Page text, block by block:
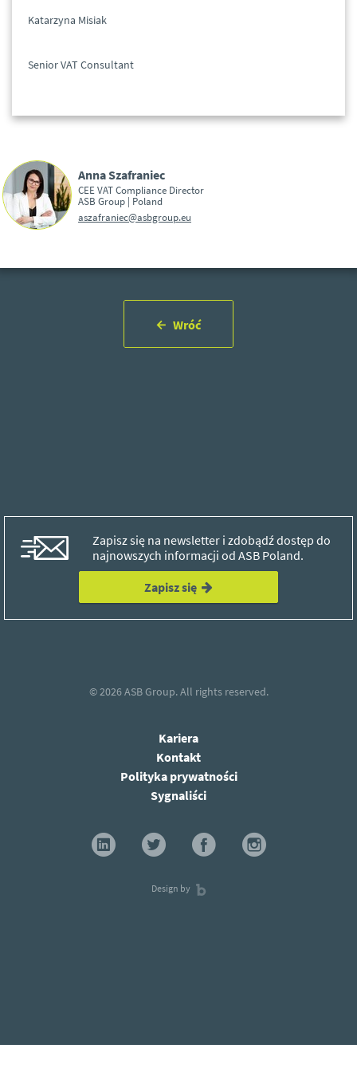
Zapisz się
Katarzyna Misiak
Senior VAT Consultant
Anna Szafraniec
CEE VAT Compliance Director
ASB Group | Poland
aszafraniec@asbgroup.eu
Wróć
Zapisz się na newsletter i zdobądź dostęp do
najnowszych informacji od ASB Poland.
Zapisz się
© 2026ASB Group.All rights reserved.
Kariera
Kontakt
Polityka prywatności
Sygnaliści
Design by